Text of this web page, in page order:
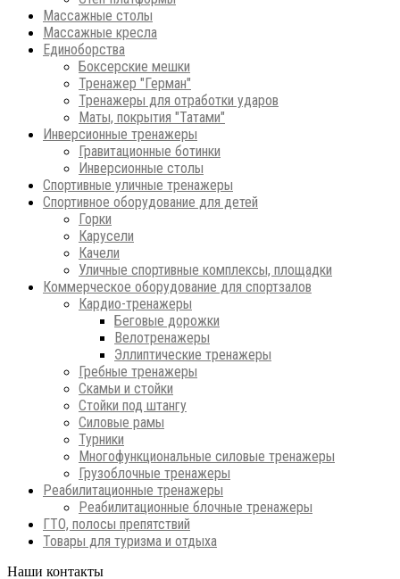
Массажные столы
Массажные кресла
Единоборства
Боксерские мешки
Тренажер "Герман"
Тренажеры для отработки ударов
Маты, покрытия "Татами"
Инверсионные тренажеры
Гравитационные ботинки
Инверсионные столы
Спортивные уличные тренажеры
Спортивное оборудование для детей
Горки
Карусели
Качели
Уличные спортивные комплексы, площадки
Коммерческое оборудование для спортзалов
Кардио-тренажеры
Беговые дорожки
Велотренажеры
Эллиптические тренажеры
Гребные тренажеры
Скамьи и стойки
Стойки под штангу
Силовые рамы
Турники
Многофункциональные силовые тренажеры
Грузоблочные тренажеры
Реабилитационные тренажеры
Реабилитационные блочные тренажеры
ГТО, полосы препятствий
Товары для туризма и отдыха
Наши контакты